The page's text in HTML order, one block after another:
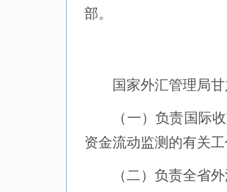
部。
国家外汇管理局
（一）负责国际
资金流动监测的有关工
（二）负责全省